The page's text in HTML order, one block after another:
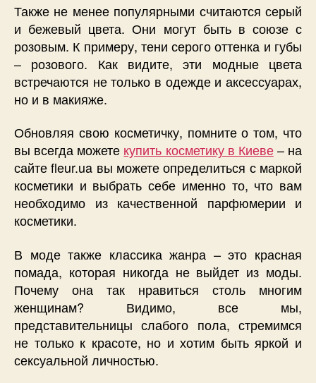
Также не менее популярными считаются серый
и бежевый цвета. Они могут быть в союзе с
розовым. К примеру, тени серого оттенка и губы
– розового. Как видите, эти модные цвета
встречаются не только в одежде и аксессуарах,
но и в макияже.
Обновляя свою косметичку, помните о том, что
вы всегда можете купить косметику в Киеве– на
сайте fleur.ua вы можете определиться с маркой
косметики и выбрать себе именно то, что вам
необходимо из качественной парфюмерии и
косметики.
В моде также классика жанра – это красная
помада, которая никогда не выйдет из моды.
Почему она так нравиться столь многим
женщинам? Видимо, все мы,
представительницы слабого пола, стремимся
не только к красоте, но и хотим быть яркой и
сексуальной личностью.